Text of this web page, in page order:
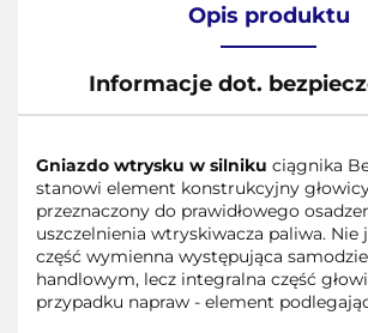
Opis produktu
Informacje dot.
Gniazdo wtrysku w silniku ciągnika
stanowi element konstrukcyjny
przeznaczony do prawidłowego
uszczelnienia wtryskiwacza paliwa. Nie
część wymienna występująca
handlowym, lecz integralna część
przypadku napraw - element